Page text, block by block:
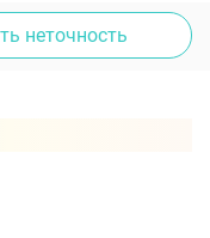
неточность